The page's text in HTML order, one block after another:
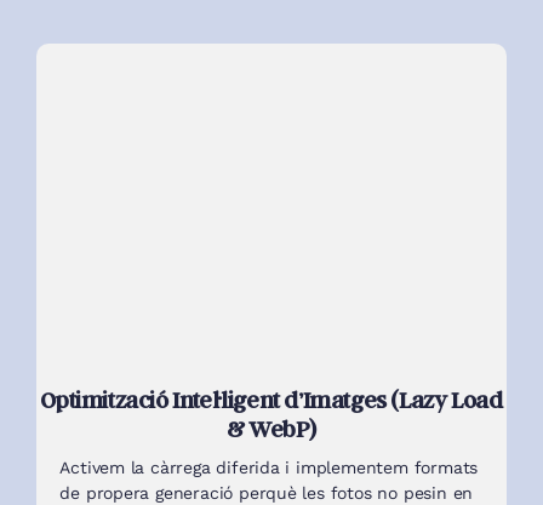
Optimització Intel·ligent d’Imatges (Lazy Load
& WebP)
Activem la càrrega diferida i implementem formats
de propera generació perquè les fotos no pesin en